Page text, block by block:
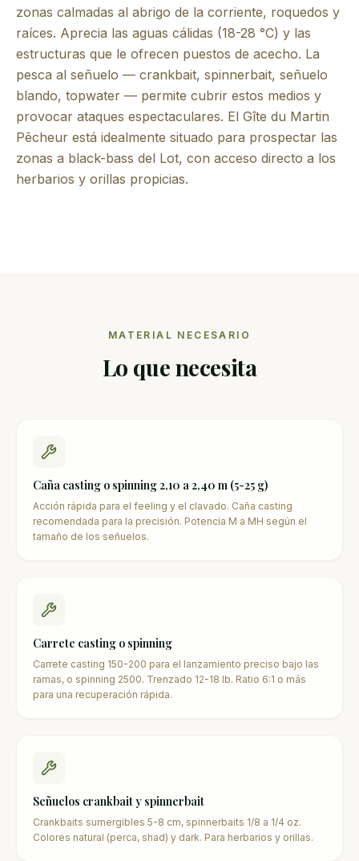
zonas calmadas al abrigo de la corriente, roquedos y
raíces. Aprecia las aguas cálidas (18-28 °C) y las
estructuras que le ofrecen puestos de acecho. La
pesca al señuelo — crankbait, spinnerbait, señuelo
blando, topwater — permite cubrir estos medios y
provocar ataques espectaculares. El Gîte du Martin
Pêcheur está idealmente situado para prospectar las
zonas a black-bass del Lot, con acceso directo a los
herbarios y orillas propicias.
MATERIAL NECESARIO
Lo que necesita
Caña casting o spinning 2,10 a 2,40 m (5-25 g)
Acción rápida para el feeling y el clavado. Caña casting
recomendada para la precisión. Potencia M a MH según el
tamaño de los señuelos.
Carrete casting o spinning
Carrete casting 150-200 para el lanzamiento preciso bajo las
ramas, o spinning 2500. Trenzado 12-18 lb. Ratio 6:1 o más
para una recuperación rápida.
Señuelos crankbait y spinnerbait
Crankbaits sumergibles 5-8 cm, spinnerbaits 1/8 a 1/4 oz.
Colores natural (perca, shad) y dark. Para herbarios y orillas.